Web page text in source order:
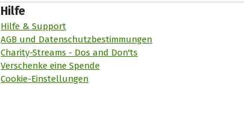
Hilfe
Hilfe & Support
AGB und Datenschutzbestimmungen
Charity-Streams - Dos and Don'ts
Verschenke eine Spende
Cookie-Einstellungen